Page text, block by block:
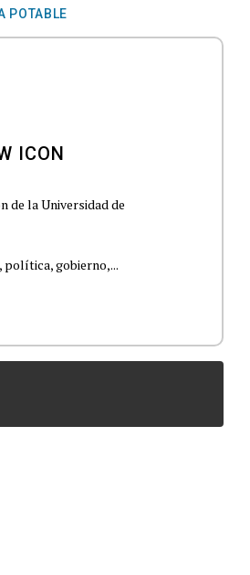
POTABLE
de la Universidad de
política, gobierno,...